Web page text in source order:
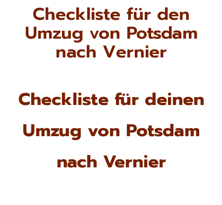
Checkliste für den
Umzug von Potsdam
nach Vernier
Checkliste für deinen
Umzug von Potsdam
nach Vernier